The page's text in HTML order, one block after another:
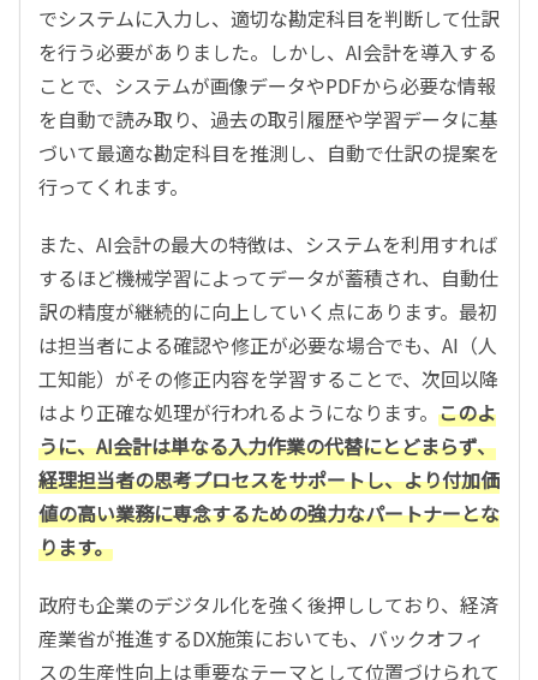
でシステムに入力し、適切な勘定科目を判断して仕訳
を行う必要がありました。しかし、AI会計を導入する
ことで、システムが画像データやPDFから必要な情報
を自動で読み取り、過去の取引履歴や学習データに基
づいて最適な勘定科目を推測し、自動で仕訳の提案を
行ってくれます。
また、AI会計の最大の特徴は、システムを利用すれば
するほど機械学習によってデータが蓄積され、自動仕
訳の精度が継続的に向上していく点にあります。最初
は担当者による確認や修正が必要な場合でも、AI（人
工知能）がその修正内容を学習することで、次回以降
はより正確な処理が行われるようになります。 このよ
うに、AI会計は単なる入力作業の代替にとどまらず、
経理担当者の思考プロセスをサポートし、より付加価
値の高い業務に専念するための強力なパートナーとな
ります。
政府も企業のデジタル化を強く後押ししており、経済
産業省が推進するDX施策においても、バックオフィ
スの生産性向上は重要なテーマとして位置づけられて